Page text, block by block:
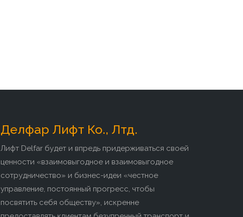
Делфар Лифт Ко., Лтд.
Лифт Delfar будет и впредь придерживаться своей
ценности «взаимовыгодное и взаимовыгодное
сотрудничество» и бизнес-идеи «честное
управление, постоянный прогресс, чтобы
посвятить себя обществу», искренне